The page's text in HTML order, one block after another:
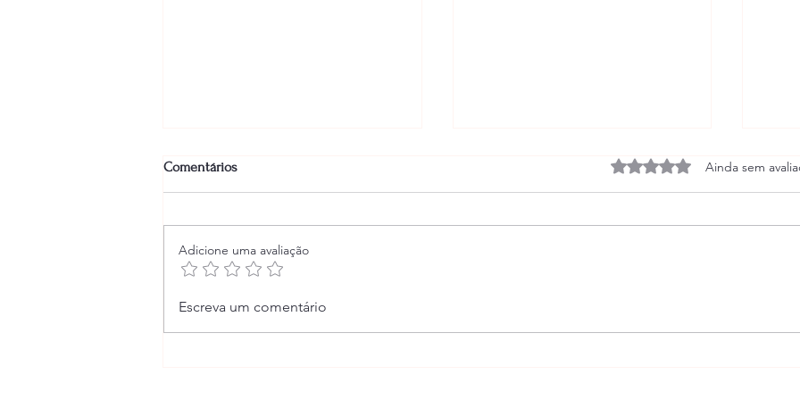
Os Aspectos Astrológicos
Comentários Avaliado com 0 de 5
Ainda sem
Adicione uma avaliação
Escreva um comentário